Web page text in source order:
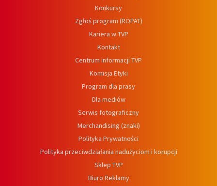
Konkursy
Zgłoś program (ROPAT)
Kariera w TVP
Kontakt
Centrum informacji TVP
Komisja Etyki
Program dla prasy
Dla mediów
Serwis fotograficzny
Merchandising (znaki)
Polityka Prywatności
Polityka przeciwdziałania nadużyciom i korupcji
Sklep TVP
Biuro Reklamy